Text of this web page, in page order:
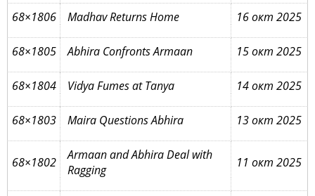
68×1806 Madhav Returns Home 16 окт 2025
68×1805 Abhira Confronts Armaan 15 окт 2025
68×1804 Vidya Fumes at Tanya 14 окт 2025
68×1803 Maira Questions Abhira 13 окт 2025
68×1802
Armaan and Abhira Deal with
Ragging
11 окт 2025